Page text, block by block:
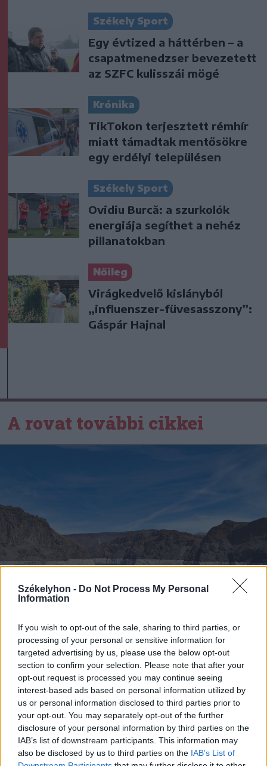
Székelyhon - Do Not Process My Personal
Information
If you wish to opt-out of the sale, sharing to third parties, or
processing of your personal or sensitive information for
targeted advertising by us, please use the below opt-out
section to confirm your selection. Please note that after your
opt-out request is processed you may continue seeing
interest-based ads based on personal information utilized by
us or personal information disclosed to third parties prior to
your opt-out. You may separately opt-out of the further
disclosure of your personal information by third parties on the
IAB’s list of downstream participants. This information may
also be disclosed by us to third parties on the IAB’s List of
Székely Sport
Egy évtized a háttérben – a
csapatmenedzser bevezetett
az SZFC kulisszái mögé
Krónika
TikTokon terjesztett rémhír
miatt támadtak mentősökre
egy erdélyi településen
Székely Sport
Ovidiu Burcă: a szurkolók
energiája segíthet a nehéz
pillanatokban
Nőileg
Virágkedvelő kislányból
„influenszer-füvesasszony”:
Gáspár Hajnal
A rovat további cikkei
2026. augusztus 09., vasárnap
Nem csak nálunk van gond:
történelmi mélyponton az Egyesült
Államok legnagyobb
víztározójának szintje